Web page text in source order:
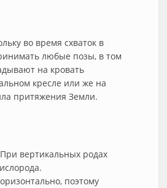
во время схваток в
любые позы, в том
на кровать
кресле или же на
притяжения Земли.
вертикальных родах
поэтому